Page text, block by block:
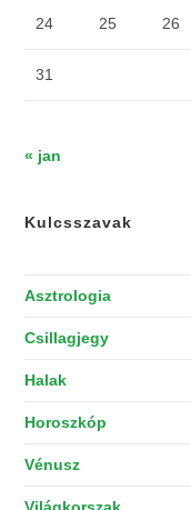
24 25 26
31
« jan
Kulcsszavak
Asztrologia
Csillagjegy
Halak
Horoszkóp
Vénusz